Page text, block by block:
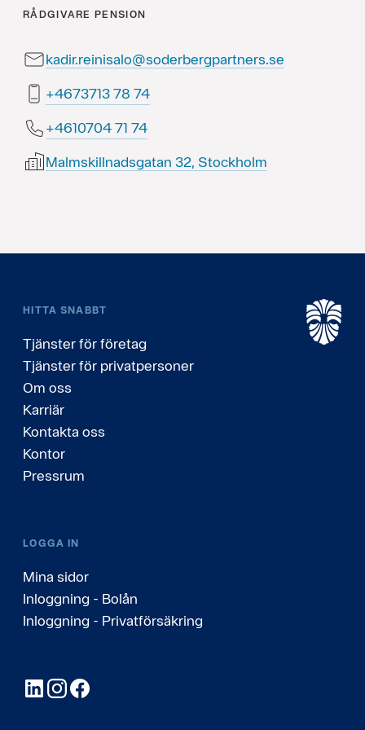
RÅDGIVARE PENSION
kadir.reinisalo@soderbergpartners.se
47 87 3173764+
47 17 4070164+
Malmskillnadsgatan 32, Stockholm
HITTA SNABBT
Tjänster för företag
Tjänster för privatpersoner
Om oss
Karriär
Kontakta oss
Kontor
Pressrum
LOGGA IN
Mina sidor
Inloggning - Bolån
Inloggning - Privatförsäkring
LinkedInInstagram